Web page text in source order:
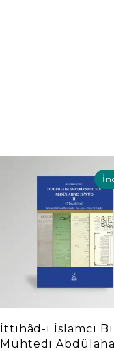
İttihâd-ı İslamcı
Mühtedi